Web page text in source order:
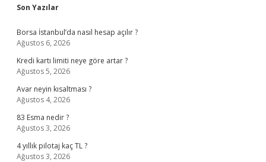
Sidebar
Son Yazılar
Borsa İstanbul’da nasıl hesap açılır ?
Ağustos 6, 2026
Kredi kartı limiti neye göre artar ?
Ağustos 5, 2026
Avar neyin kısaltması ?
Ağustos 4, 2026
83 Esma nedir ?
Ağustos 3, 2026
4 yıllık pilotaj kaç TL ?
Ağustos 3, 2026